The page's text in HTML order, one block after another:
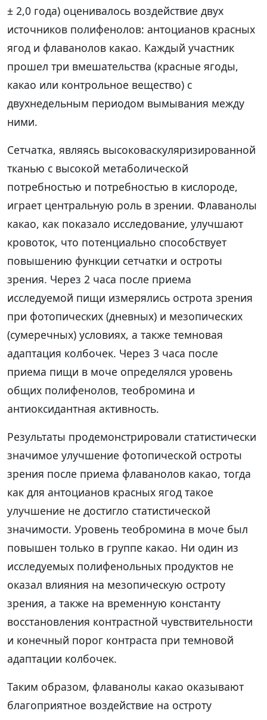
± 2,0 года) оценивалось воздействие двух
источников полифенолов: антоцианов красных
ягод и флаванолов какао. Каждый участник
прошел три вмешательства (красные ягоды,
какао или контрольное вещество) с
двухнедельным периодом вымывания между
ними.
Сетчатка, являясь высоковаскуляризированной
тканью с высокой метаболической
потребностью и потребностью в кислороде,
играет центральную роль в зрении. Флаванолы
какао, как показало исследование, улучшают
кровоток, что потенциально способствует
повышению функции сетчатки и остроты
зрения. Через 2 часа после приема
исследуемой пищи измерялись острота зрения
при фотопических (дневных) и мезопических
(сумеречных) условиях, а также темновая
адаптация колбочек. Через 3 часа после
приема пищи в моче определялся уровень
общих полифенолов, теобромина и
антиоксидантная активность.
Результаты продемонстрировали статистически
значимое улучшение фотопической остроты
зрения после приема флаванолов какао, тогда
как для антоцианов красных ягод такое
улучшение не достигло статистической
значимости. Уровень теобромина в моче был
повышен только в группе какао. Ни один из
исследуемых полифенольных продуктов не
оказал влияния на мезопическую остроту
зрения, а также на временную константу
восстановления контрастной чувствительности
и конечный порог контраста при темновой
адаптации колбочек.
Таким образом, флаванолы какао оказывают
благоприятное воздействие на остроту